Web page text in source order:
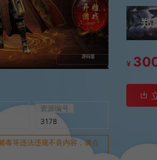
资源编号
3178
毒等违法违规不良内容，请点
郑
¥